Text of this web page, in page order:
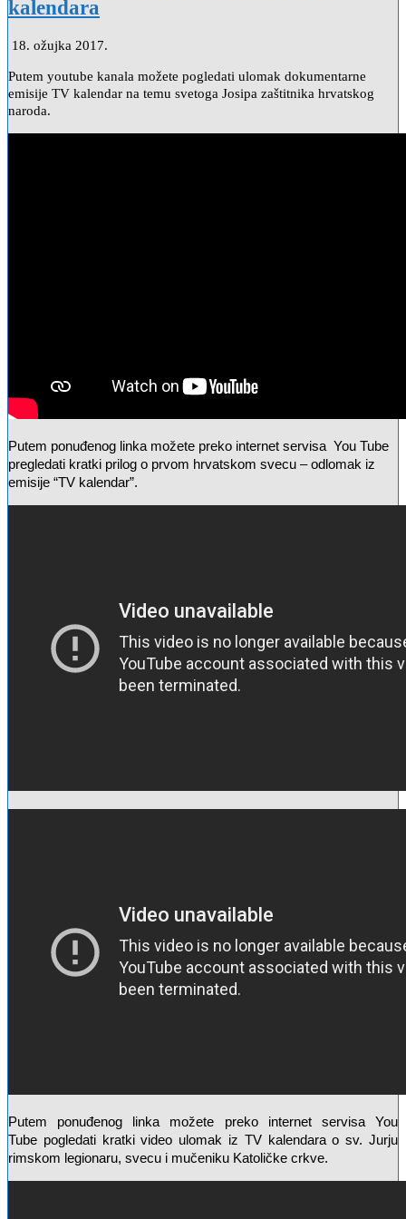
kalendara
18. ožujka 2017.
Putem youtube kanala možete pogledati ulomak dokumentarne
emisije TV kalendar na temu svetoga Josipa zaštitnika hrvatskog
naroda.
Putem ponuđenog linka možete preko internet servisa You Tube
pregledati kratki prilog o prvom hrvatskom svecu – odlomak iz
emisije “TV kalendar”.
Putem ponuđenog linka možete preko internet servisa You
Tube pogledati kratki video ulomak iz TV kalendara o sv. Jurju
rimskom legionaru, svecu i mučeniku Katoličke crkve.